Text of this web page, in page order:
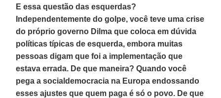
E essa questão das esquerdas?
Independentemente do golpe, você teve uma crise
do próprio governo Dilma que coloca em dúvida
políticas típicas de esquerda, embora muitas
pessoas digam que foi a implementação que
estava errada. De que maneira? Quando você
pega a socialdemocracia na Europa endossando
esses ajustes que quem paga é só o povo. De que